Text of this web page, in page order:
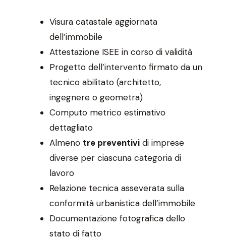
Visura catastale aggiornata
dell’immobile
Attestazione ISEE in corso di validità
Progetto dell’intervento firmato da un
tecnico abilitato (architetto,
ingegnere o geometra)
Computo metrico estimativo
dettagliato
Almeno tre preventivi di imprese
diverse per ciascuna categoria di
lavoro
Relazione tecnica asseverata sulla
conformità urbanistica dell’immobile
Documentazione fotografica dello
stato di fatto